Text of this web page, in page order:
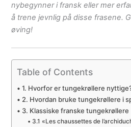
nybegynner i fransk eller mer
å trene jevnlig på disse frasene.
øving!
Table of Contents
1. Hvorfor er tungekrøllere
2. Hvordan bruke tungekrøllere i
3. Klassiske franske tungekrøllere
3.1 «Les chaussettes de